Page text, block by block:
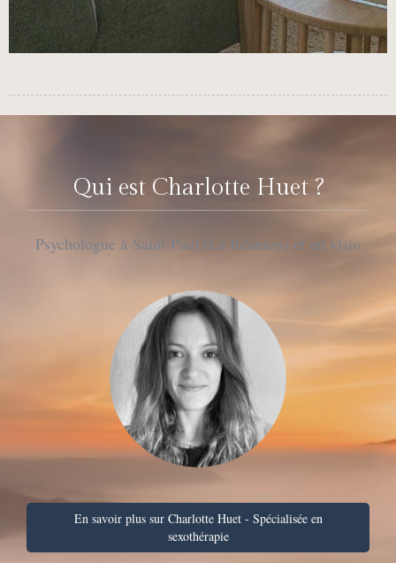
Qui est Charlotte Huet ?
Psychologue à Saint-Paul (La Réunion) et en visio
En savoir plus sur Charlotte Huet - Spécialisée en
sexothérapie